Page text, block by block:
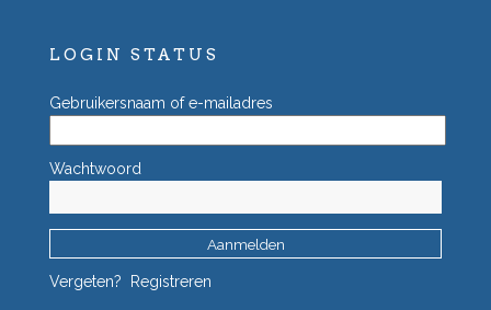
LOGIN STATUS
Gebruikersnaam of e-mailadres
Wachtwoord
Vergeten? Registreren